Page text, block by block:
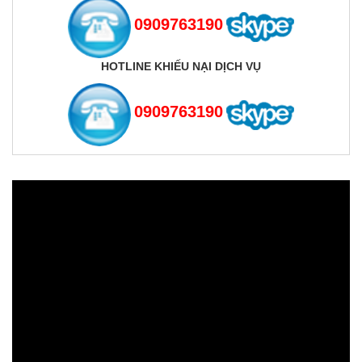
0909763190
HOTLINE KHIẾU NẠI DỊCH VỤ
0909763190